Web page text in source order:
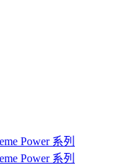
Power 系列
Power 系列